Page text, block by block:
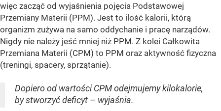
więc zacząć od wyjaśnienia pojęcia Podstawowej
Przemiany Materii (PPM). Jest to ilość kalorii, którą
organizm zużywa na samo oddychanie i pracę narządów.
Nigdy nie należy jeść mniej niż PPM. Z kolei Całkowita
Przemiana Materii (CPM) to PPM oraz aktywność fizyczna
(treningi, spacery, sprzątanie).
Dopiero od wartości CPM odejmujemy kilokalorie,
by stworzyć deficyt – wyjaśnia.